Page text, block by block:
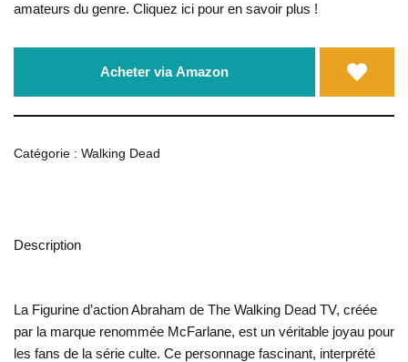
amateurs du genre. Cliquez ici pour en savoir plus !
Acheter via Amazon
Catégorie : Walking Dead
Description
La Figurine d’action Abraham de The Walking Dead TV, créée
par la marque renommée McFarlane, est un véritable joyau pour
les fans de la série culte. Ce personnage fascinant, interprété